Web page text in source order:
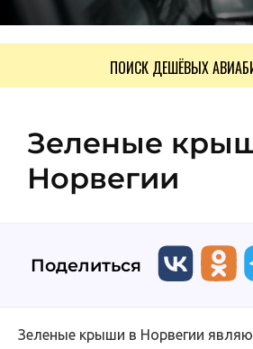
ПОИСК ДЕШЁВЫХ
Зеленые
Норвегии
Поделиться
Зеленые крыши в Норвегии